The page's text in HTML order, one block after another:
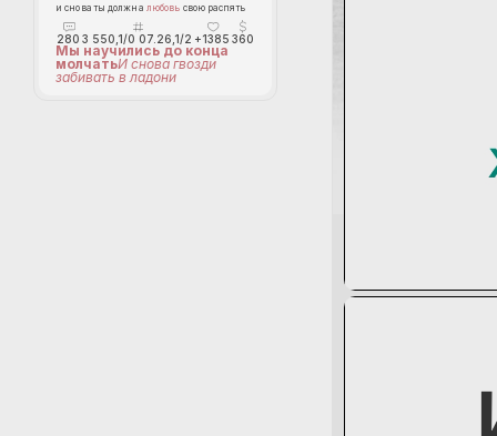
и снова ты должна любовь свою распять
280 3 550,1/0 07.26,1/2 +1385 360
Мы научились до конца
молчатьИ снова гвозди
забивать в ладони